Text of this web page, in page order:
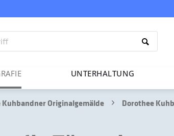
UNTER­HAL­TUNG
Kuhbandner Originalgemälde Dorothee